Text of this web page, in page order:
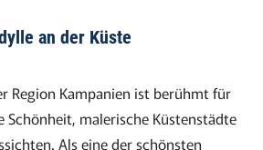
an der Küste
Region Kampanien ist berühmt für
Schönheit, malerische Küstenstädte
Als eine der schönsten